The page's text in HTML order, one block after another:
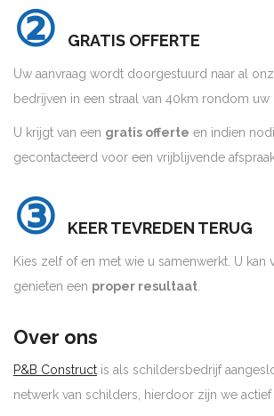
② GRATIS OFFERTE
Uw aanvraag wordt doorgestuurd naar al
bedrijven in een straal van 40km rondom uw
U krijgt van een gratis offerte en indien
gecontacteerd voor een vrijblijvende
③ KEER TEVREDEN TERUG
Kies zelf of en met wie u samenwerkt. U kan
genieten een proper resultaat.
Over ons
P&B Construct is als schildersbedrijf
netwerk van schilders, hierdoor zijn we